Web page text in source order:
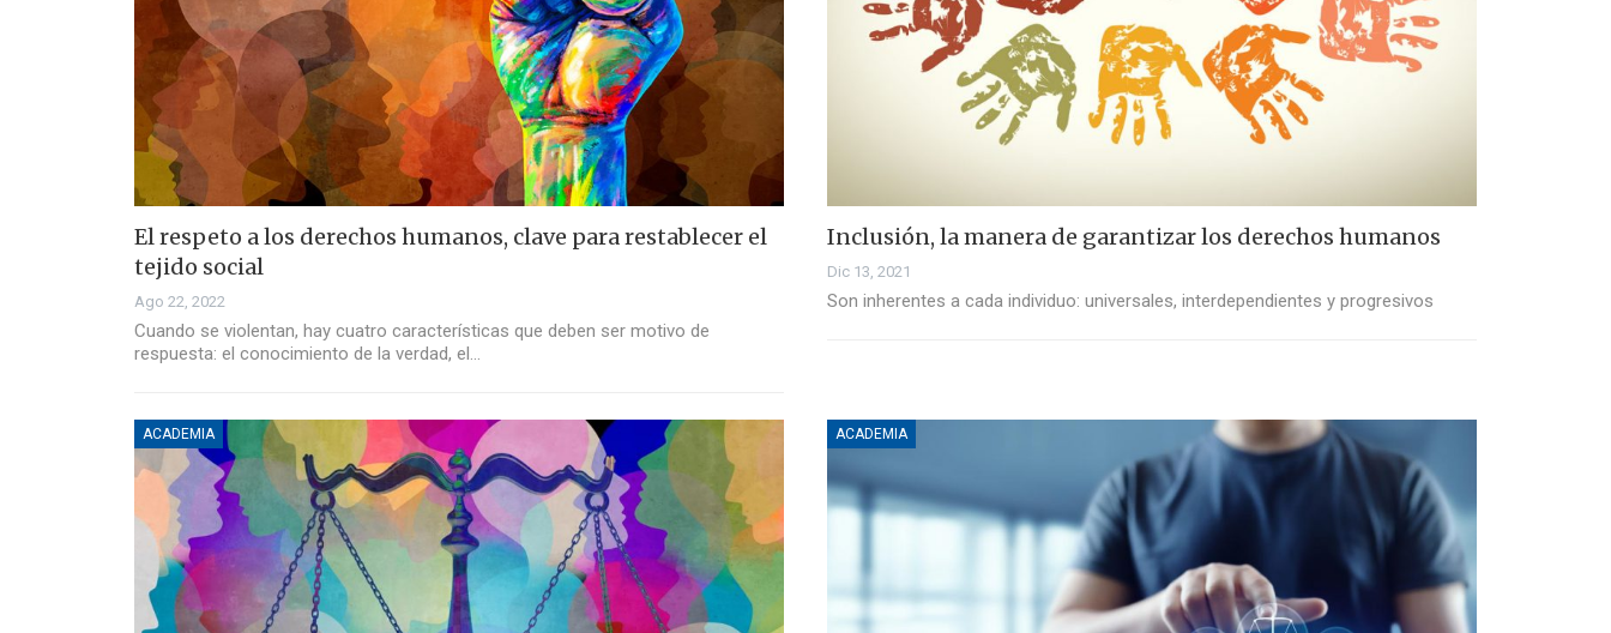
El respeto a los derechos humanos, clave para restablecer el
tejido social
Ago 22, 2022
Cuando se violentan, hay cuatro características que deben ser motivo de
respuesta: el conocimiento de la verdad, el…
Inclusión, la manera de garantizar los derechos humanos
Dic 13, 2021
Son inherentes a cada individuo: universales, interdependientes y progresivos
ACADEMIA ACADEMIA